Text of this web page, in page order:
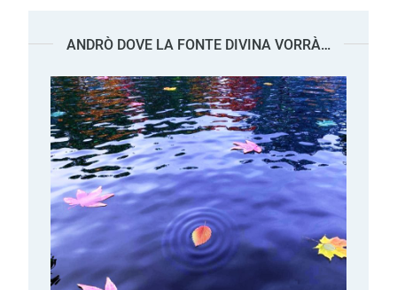
ANDRÒ DOVE LA FONTE DIVINA VORRÀ…